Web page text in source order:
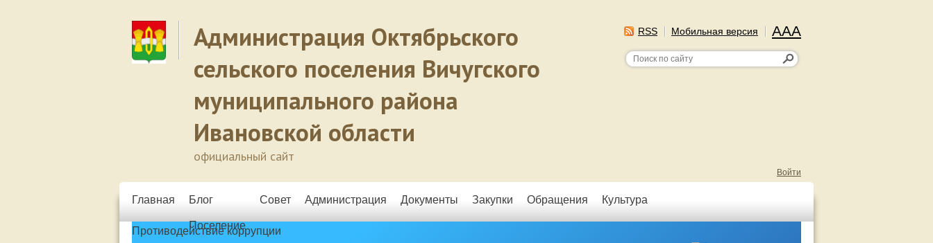
Администрация Октябрьского
сельского поселения Вичугского
муниципального района
Ивановской области
официальный сайт
RSS Мобильная версия AAA
Войти
Главная Блог
Поселение
Совет Администрация Документы Закупки Обращения Культура
Противодействие коррупции